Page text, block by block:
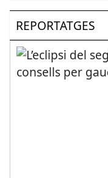
REPORTATGES